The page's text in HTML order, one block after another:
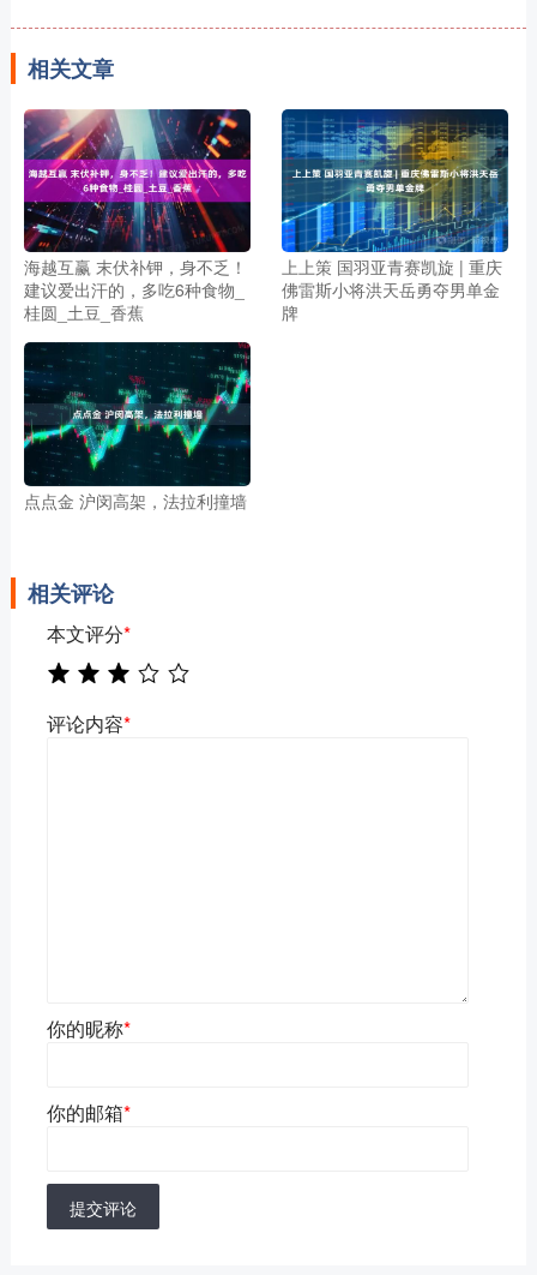
相关文章
海越互赢 末伏补钾，身不乏！
建议爱出汗的，多吃6种食物_
桂圆_土豆_香蕉
上上策 国羽亚青赛凯旋 | 重庆
佛雷斯小将洪天岳勇夺男单金
牌
点点金 沪闵高架，法拉利撞墙
相关评论
本文评分*
评论内容*
你的昵称*
你的邮箱*
提交评论